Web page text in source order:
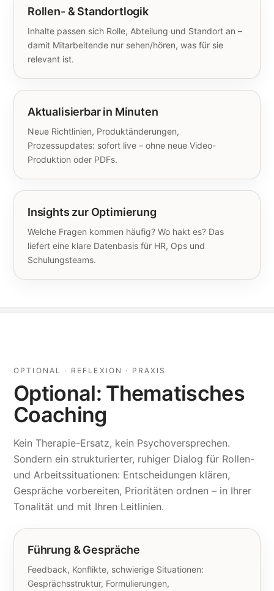
Rollen- & Standortlogik
Inhalte passen sich Rolle, Abteilung und Standort an –
damit Mitarbeitende nur sehen/hören, was für sie
relevant ist.
Aktualisierbar in Minuten
Neue Richtlinien, Produktänderungen,
Prozessupdates: sofort live – ohne neue Video-
Produktion oder PDFs.
Insights zur Optimierung
Welche Fragen kommen häufig? Wo hakt es? Das
liefert eine klare Datenbasis für HR, Ops und
Schulungsteams.
OPTIONAL · REFLEXION · PRAXIS
Optional: Thematisches
Coaching
Kein Therapie-Ersatz, kein Psychoversprechen.
Sondern ein strukturierter, ruhiger Dialog für Rollen-
und Arbeitssituationen: Entscheidungen klären,
Gespräche vorbereiten, Prioritäten ordnen – in Ihrer
Tonalität und mit Ihren Leitlinien.
Führung & Gespräche
Feedback, Konflikte, schwierige Situationen:
Gesprächsstruktur, Formulierungen,